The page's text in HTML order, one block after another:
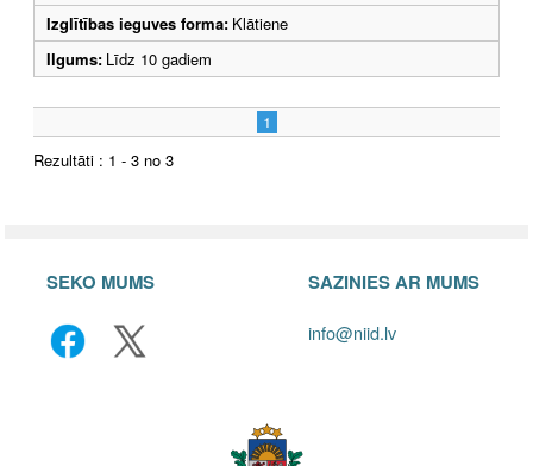
Izglītības ieguves forma: Klātiene
Ilgums: Līdz 10 gadiem
1
Rezultāti : 1 - 3 no 3
SEKO MUMS SAZINIES AR MUMS
info@niid.lv